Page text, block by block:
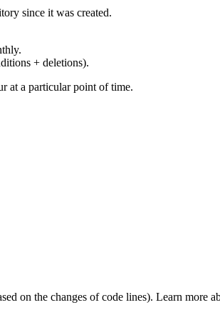
since it was created.
+ deletions).
at a particular point of time.
on the changes of code lines). Learn more